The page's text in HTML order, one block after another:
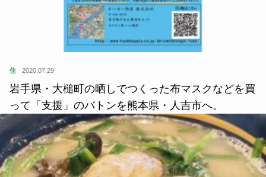
住 2020.07.29
岩手県・大槌町の晒しでつくった布マスクなどを買
って「支援」のバトンを熊本県・人吉市へ。